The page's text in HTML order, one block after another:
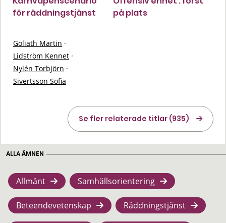
för räddningstjänst
Goliath Martin ·
Lidström Kennet ·
Nylén Torbjörn ·
Sivertsson Sofia
på plats
Se fler relaterade titlar (935)
ALLA ÄMNEN
Allmänt Samhällsorientering
Beteendevetenskap Räddningstjänst